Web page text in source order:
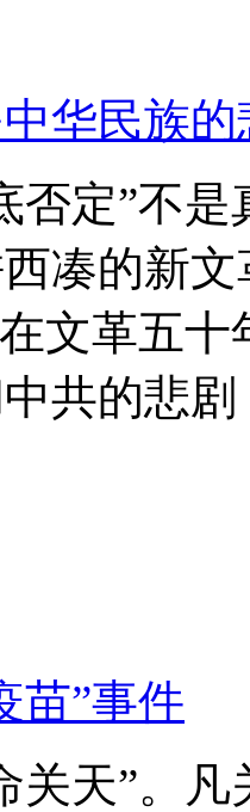
华民族的
否定”不
凑的新
文革五
共的悲
”事件
关天”。